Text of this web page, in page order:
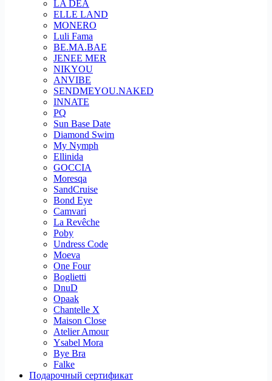
LA DEA
ELLE LAND
MONERO
Luli Fama
BE.MA.BAE
JENEE MER
NIKYOU
ANVIBE
SENDMEYOU.NAKED
INNATE
PQ
Sun Base Date
Diamond Swim
My Nymph
Ellinida
GOCCIA
Moresqa
SandCruise
Bond Eye
Camvari
La Revêche
Poby
Undress Code
Moeva
One Four
Boglietti
DnuD
Opaak
Chantelle X
Maison Close
Atelier Amour
Ysabel Mora
Bye Bra
Falke
Подарочный сертификат